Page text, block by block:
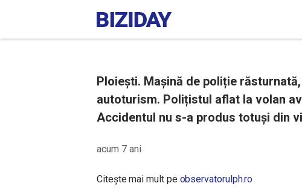
Ploiești. Mașină de poliție
autoturism. Polițistul aflat la volan
Accidentul nu s-a produs totuși din
acum 7 ani
Citește mai mult pe observatorulph.ro